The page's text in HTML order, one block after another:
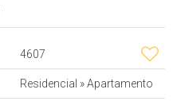
4607
Residencial »Apartamento